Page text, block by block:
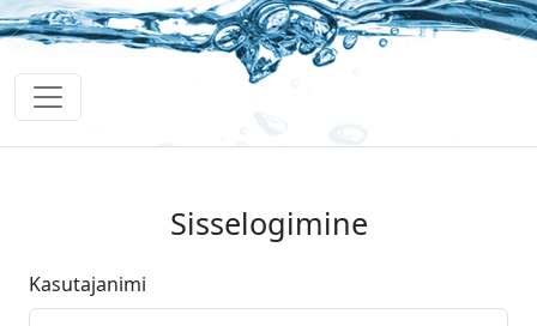
Sisselogimine
Kasutajanimi